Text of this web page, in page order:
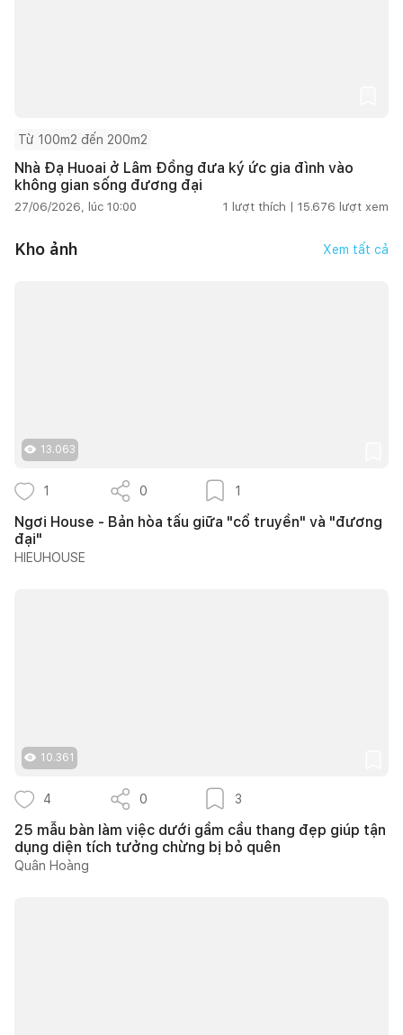
Từ 100m2 đến 200m2
Nhà Đạ Huoai ở Lâm Đồng đưa ký ức gia đình vào
không gian sống đương đại
27/06/2026, lúc 10:00 1 lượt thích | 15.676 lượt xem
Kho ảnh Xem tất cả
13.063
1 0 1
Ngơi House - Bản hòa tấu giữa "cổ truyền" và "đương
đại"
HIEUHOUSE
10.361
4 0 3
25 mẫu bàn làm việc dưới gầm cầu thang đẹp giúp tận
dụng diện tích tưởng chừng bị bỏ quên
Quân Hoàng